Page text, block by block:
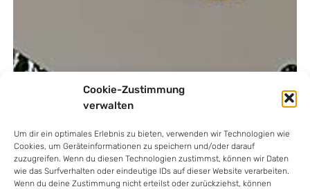
Cookie-Zustimmung
verwalten
Um dir ein optimales Erlebnis zu bieten, verwenden wir Technologien wie
Cookies, um Geräteinformationen zu speichern und/oder darauf
zuzugreifen. Wenn du diesen Technologien zustimmst, können wir Daten
wie das Surfverhalten oder eindeutige IDs auf dieser Website verarbeiten.
Wenn du deine Zustimmung nicht erteilst oder zurückziehst, können